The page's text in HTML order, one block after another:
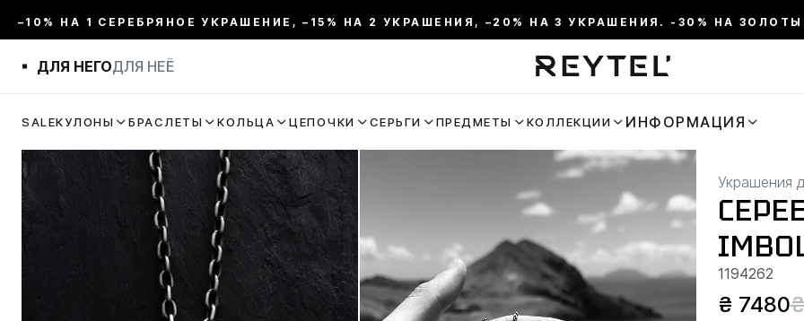
–10% НА 1 СЕРЕБРЯНОЕ УКРАШЕНИЕ, –15% НА 2 УКРАШЕНИЯ, –20% НА 3 УКРАШЕНИЯ. -30% НА
ДЛЯ НЕГОДЛЯ НЕЁ
SALEКУЛОНЫ БРАСЛЕТЫ КОЛЬЦА ЦЕПОЧКИ СЕРЬГИ ПРЕДМЕТЫ КОЛЛЕКЦИИ ИНФОРМАЦИЯ
Украшения
1194262
₴ 7480